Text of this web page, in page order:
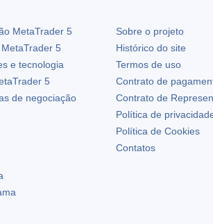
MetaTrader 5
MetaTrader 5
e tecnologia
5
de negociação
Sobre o projeto
Histórico do site
Termos de uso
Contrato de
Contrato de
Política de
Política de Cookies
Contatos